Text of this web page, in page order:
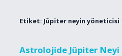
Etiket: Jüpiter neyin yöneticisi
Astrolojide Jüpiter Neyi